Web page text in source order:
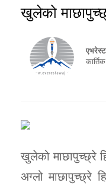
खुलेको
कार्तिक
खुलेको माछापुच्छ्रे
अग्लो माछापुच्छ्रे